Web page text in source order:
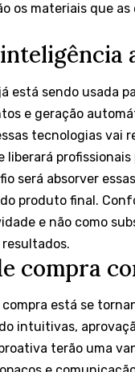
os materiais que
está sendo usada
e geração
tecnologias vai
liberará
será absorver
produto final.
e não como
compra
está se
intuitivas,
terão uma